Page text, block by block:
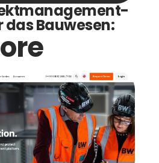
Bauwesen: